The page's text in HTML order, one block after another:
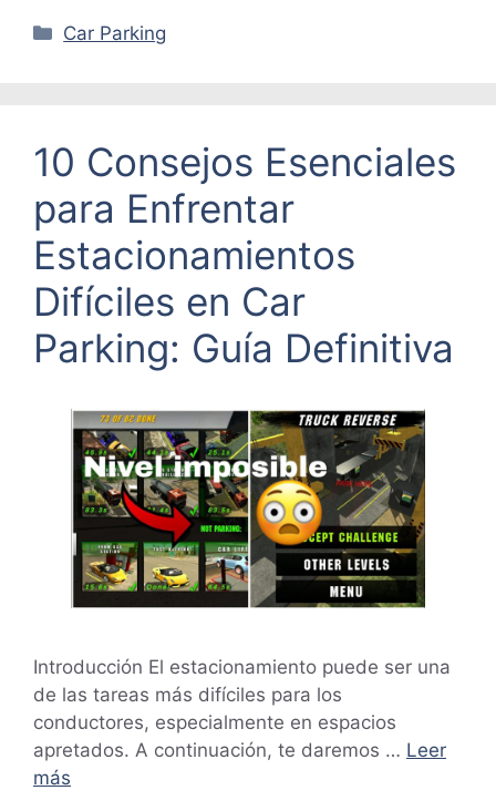
Categorías
Car Parking
10 Consejos Esenciales
para Enfrentar
Estacionamientos
Difíciles en Car
Parking: Guía Definitiva
Introducción El estacionamiento puede ser una
de las tareas más difíciles para los
conductores, especialmente en espacios
apretados. A continuación, te daremos … Leer
más